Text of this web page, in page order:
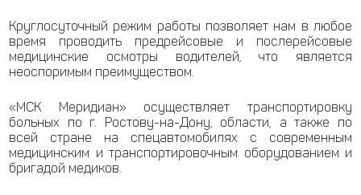
Круглосуточный режим работы позволяет нам в любое
время проводить предрейсовые и послерейсовые
медицинские осмотры водителей, что является
неоспоримым преимуществом.
«МСК Меридиан» осуществляет транспортировку
больных по г. Ростову-на-Дону, области, а также по
всей стране на спецавтомобилях с современным
медицинским и транспортировочным оборудованием и
бригадой медиков.